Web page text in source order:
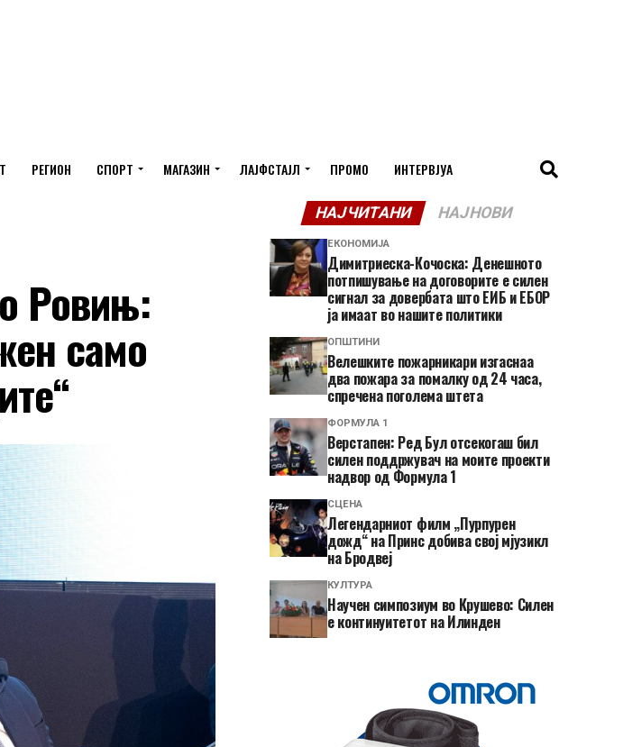
РЕГИОН СПОРТ МАГАЗИН ЛАЈФСТАЈЛ ПРОМО ИНТЕРВЈУА
Ровињ:
само
НАЈЧИТАНИ НАЈНОВИ
ЕКОНОМИЈА
Димитриеска-Кочоска: Денешното
потпишување на договорите е силен
сигнал за довербата што ЕИБ и ЕБОР
ја имаат во нашите политики
ОПШТИНИ
Велешките пожарникари изгаснаа
два пожара за помалку од 24 часа,
спречена поголема штета
ФОРМУЛА 1
Верстапен: Ред Бул отсекогаш бил
силен поддржувач на моите проекти
надвор од Формула 1
СЦЕНА
Легендарниот филм „Пурпурен
дожд“ на Принс добива свој мјузикл
на Бродвеј
КУЛТУРА
Научен симпозиум во Крушево: Силен
е континуитетот на Илинден